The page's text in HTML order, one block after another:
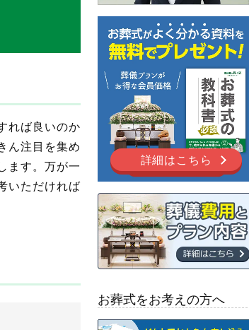
れば良いのか
ん注目を集め
ます。万が一
いただければ
詳細はこちら
お葬式をお考えの方へ